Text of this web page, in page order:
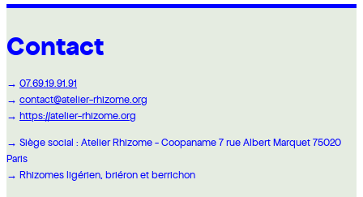
Contact
→ 07.69.19.91.91
→ contact@atelier-rhizome.org
→ https://atelier-rhizome.org
→ Siège social : Atelier Rhizome - Coopaname 7 rue Albert Marquet 75020
Paris
→ Rhizomes ligérien, briéron et berrichon